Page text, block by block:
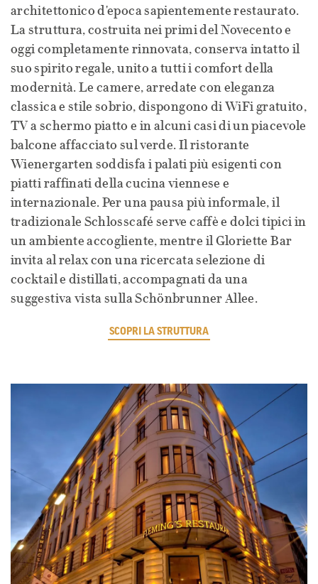
architettonico d'epoca sapientemente restaurato.
La struttura, costruita nei primi del Novecento e
oggi completamente rinnovata, conserva intatto il
suo spirito regale, unito a tutti i comfort della
modernità. Le camere, arredate con eleganza
classica e stile sobrio, dispongono di WiFi gratuito,
TV a schermo piatto e in alcuni casi di un piacevole
balcone affacciato sul verde. Il ristorante
Wienergarten soddisfa i palati più esigenti con
piatti raffinati della cucina viennese e
internazionale. Per una pausa più informale, il
tradizionale Schlosscafé serve caffè e dolci tipici in
un ambiente accogliente, mentre il Gloriette Bar
invita al relax con una ricercata selezione di
cocktail e distillati, accompagnati da una
suggestiva vista sulla Schönbrunner Allee.
SCOPRI LA STRUTTURA